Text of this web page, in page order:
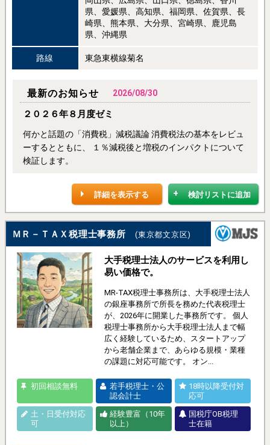
県、愛媛県、高知県、福岡県、佐賀県、長
崎県、熊本県、大分県、宮崎県、鹿児島
県、沖縄県
路線 東急東横線菊名
最新のお知らせ 2026/08/30
２０２６年８月度ゼミ
何かと話題の「消費税」減税議論 消費税法の基本をレビュ
ーするとともに、 １％減税後と増税のインパクトについて
検証します。
検討リストに追加
詳細を表示する
ＭＲ－ＴＡＸ税理士事務所 (東京都文京区)
大手税理士法人のサービスを利用し
易い価格で。
MR-TAX税理士事務所は、大手税理士法人
の銀座事務所で所長を務めた代表税理士
が、2026年に開業した事務所です。 個人
税理士事務所から大手税理士法人まで幅
広く経験しているため、スタートアップ
から老舗企業まで、あらゆる規模・業種
の課題に対応可能です。 オン...
初回相談無料
若手税理士・公
認会計士
18時以降受付対
応可
土・日受付対応
可
経験豊富（10年
以上）
国税庁OB税理
士在籍